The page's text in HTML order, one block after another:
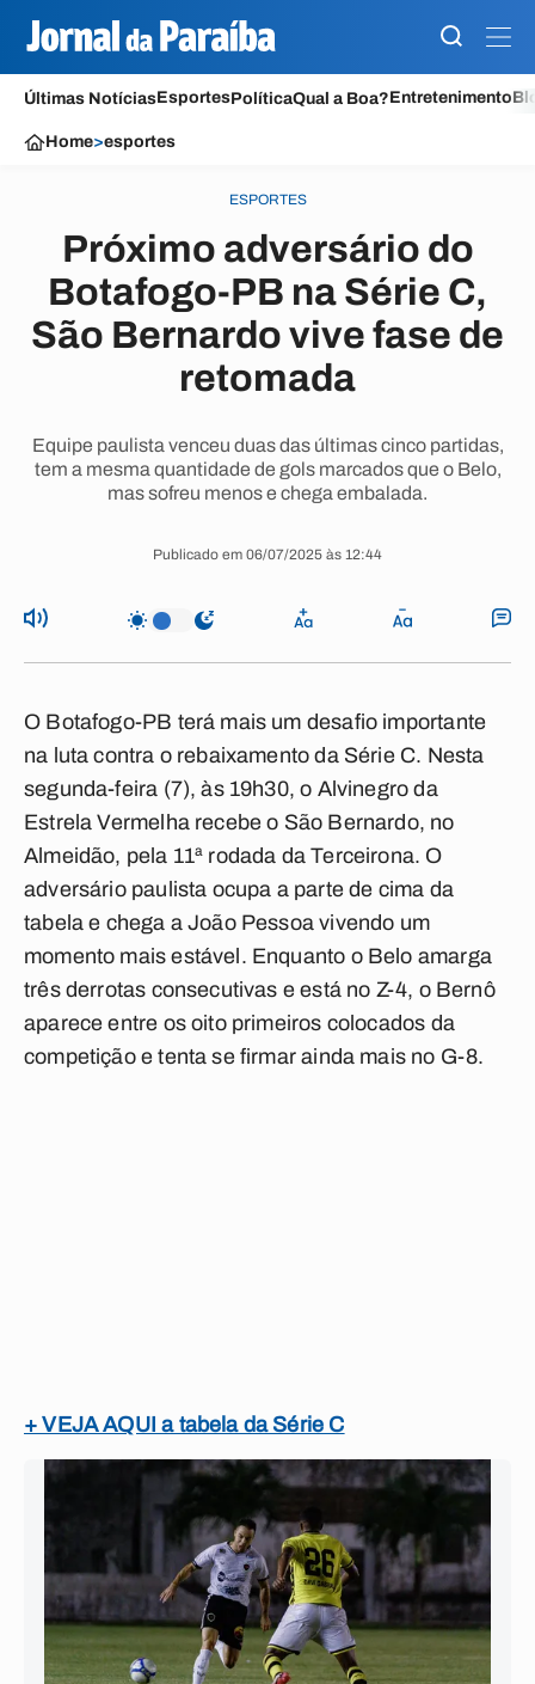
Últimas NotíciasEsportesPolíticaQual a Boa?Entretenimento
Home>esportes
ESPORTES
Próximo adversário do
Botafogo-PB na Série C,
São Bernardo vive fase de
retomada
Equipe paulista venceu duas das últimas cinco partidas,
tem a mesma quantidade de gols marcados que o Belo,
mas sofreu menos e chega embalada.
Publicado em 06/07/2025 às 12:44
O Botafogo-PB terá mais um desafio importante
na luta contra o rebaixamento da Série C. Nesta
segunda-feira (7), às 19h30, o Alvinegro da
Estrela Vermelha recebe o São Bernardo, no
Almeidão, pela 11ª rodada da Terceirona. O
adversário paulista ocupa a parte de cima da
tabela e chega a João Pessoa vivendo um
momento mais estável. Enquanto o Belo amarga
três derrotas consecutivas e está no Z-4, o Bernô
aparece entre os oito primeiros colocados da
competição e tenta se firmar ainda mais no G-8.
+ VEJA AQUI a tabela da Série C